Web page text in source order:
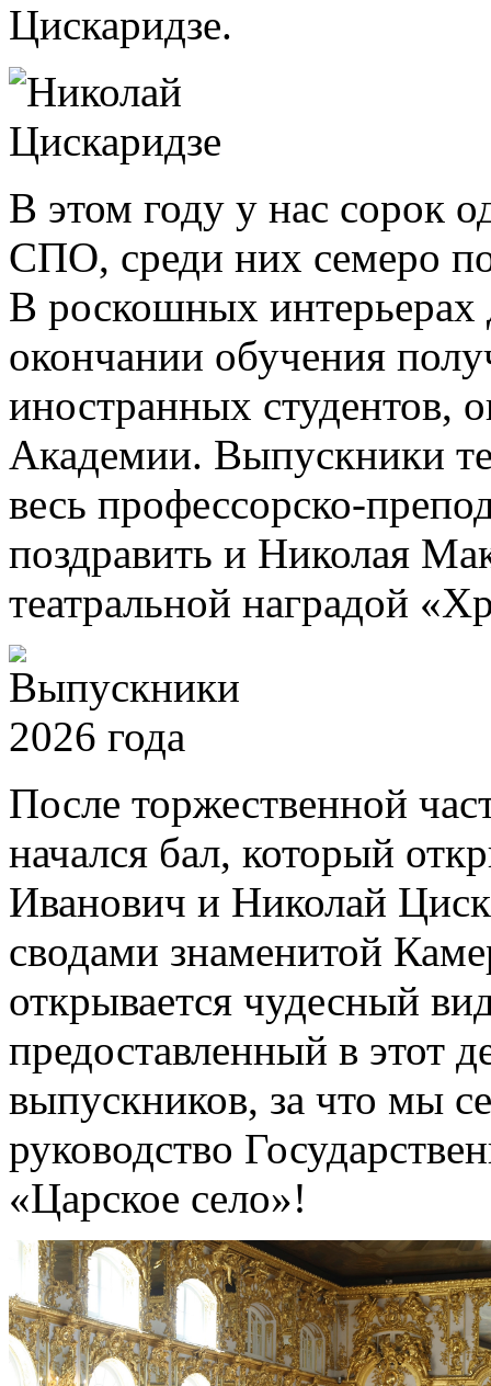
Цискаридзе.
В этом году у нас сорок
СПО, среди них семеро
В роскошных интерьерах
окончании обучения
иностранных студентов,
Академии. Выпускники
весь профессорско-
поздравить и Николая
театральной наградой
После торжественной
начался бал, который
Иванович и Николай
сводами знаменитой
открывается чудесный
предоставленный в этот
выпускников, за что мы
руководство
«Царское село»!